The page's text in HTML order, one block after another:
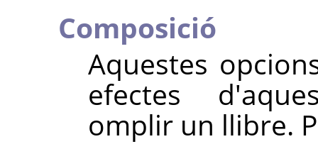
Composició
Aquestes
efectes
omplir un llibre.